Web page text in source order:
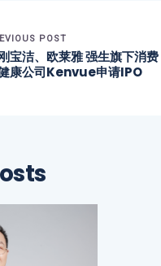
POST
宝洁、欧莱雅强生旗下消费
康公司Kenvue申请IPO